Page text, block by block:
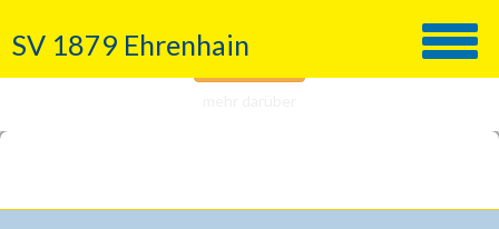
SV 1879 Ehrenhain